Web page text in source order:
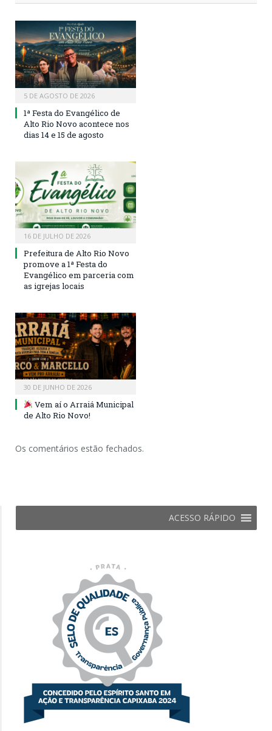
5 DE AGOSTO DE 2026
1ª Festa do Evangélico de
Alto Rio Novo acontece nos
dias 14 e 15 de agosto
16 DE JULHO DE 2026
Prefeitura de Alto Rio Novo
promove a 1ª Festa do
Evangélico em parceria com
as igrejas locais
30 DE JUNHO DE 2026
Vem aí o Arraiá Municipal
de Alto Rio Novo!
Os comentários estão fechados.
ACESSO RÁPIDO